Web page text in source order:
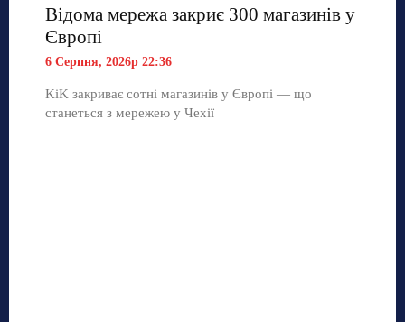
Відома мережа закриє 300 магазинів у
Європі
6 Серпня, 2026р 22:36
KiK закриває сотні магазинів у Європі — що
станеться з мережею у Чехії